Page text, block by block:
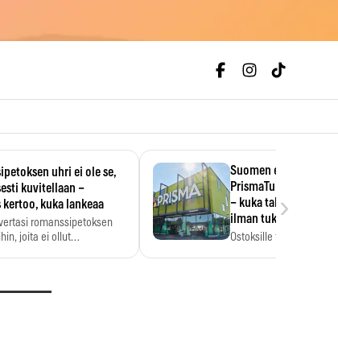
uhri ei ole se,
kuvitellaan –
kuka lankeaa
vertasi romanssipetoksen
joita ei ollut…
Suomen
PrismaTukku avautui
– kuka tahansa
ilman tukkukorttia
Ostoksille tarvitse
›